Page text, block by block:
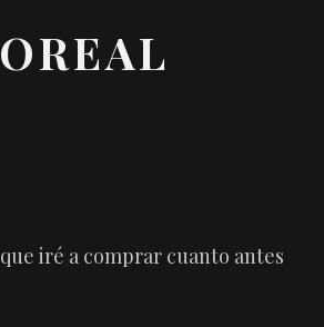
iré a comprar cuanto antes